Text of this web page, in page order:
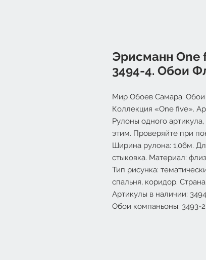
Эрисманн One
3494-4. Обои
Мир Обоев Самара. Обои
Коллекция «One five».
Рулоны одного
этим. Проверяйте при
Ширина рулона: 1,06м.
стыковка. Материал:
Тип рисунка:
спальня, коридор.
Артикулы в наличии:
Обои компаньоны: 3493-